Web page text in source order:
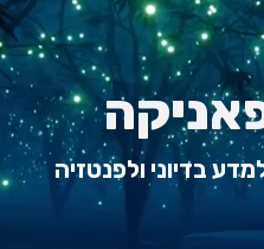
בדיוני ולפנטזיה